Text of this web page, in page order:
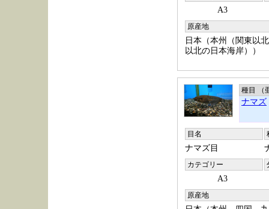
A3
原産地
日本（本州（関東以
以北の日本海岸））
種目 （
ナマズ
目名
ナマズ目
カテゴリー
A3
原産地